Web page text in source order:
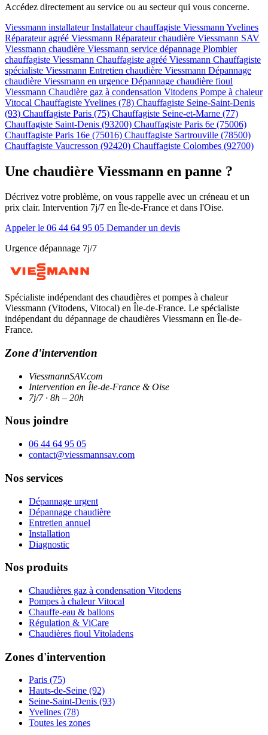
Accédez directement au service ou au secteur qui vous concerne.
Viessmann installateurInstallateur chauffagiste Viessmann Yvelines
Réparateur agréé Viessmann Réparateur chaudière Viessmann SAV
Viessmann chaudière Viessmann service dépannage Plombier
chauffagiste Viessmann Chauffagiste agréé Viessmann Chauffagiste
spécialiste Viessmann Entretien chaudière Viessmann Dépannage
chaudière Viessmann en urgence Dépannage chaudière fioul
Viessmann Chaudière gaz à condensation Vitodens Pompe à chaleur
Vitocal Chauffagiste Yvelines (78) Chauffagiste Seine-Saint-Denis
(93) Chauffagiste Paris (75) Chauffagiste Seine-et-Marne (77)
Chauffagiste Saint-Denis (93200) Chauffagiste Paris 6e (75006)
Chauffagiste Paris 16e (75016) Chauffagiste Sartrouville (78500)
Chauffagiste Vaucresson (92420) Chauffagiste Colombes (92700)
Une chaudière Viessmann en panne ?
Décrivez votre problème, on vous rappelle avec un créneau et un
prix clair. Intervention 7j/7 en Île-de-France et dans l'Oise.
Appeler le 06 44 64 95 05 Demander un devis
Urgence dépannage 7j/7
Spécialiste indépendant des chaudières et pompes à chaleur
Viessmann (Vitodens, Vitocal) en Île-de-France. Le spécialiste
indépendant du dépannage de chaudières Viessmann en Île-de-
France.
Zone d'intervention
ViessmannSAV.com
Intervention en Île-de-France & Oise
7j/7 · 8h – 20h
Nous joindre
06 44 64 95 05
contact@viessmannsav.com
Nos services
Dépannage urgent
Dépannage chaudière
Entretien annuel
Installation
Diagnostic
Nos produits
Chaudières gaz à condensation Vitodens
Pompes à chaleur Vitocal
Chauffe-eau & ballons
Régulation & ViCare
Chaudières fioul Vitoladens
Zones d'intervention
Paris (75)
Hauts-de-Seine (92)
Seine-Saint-Denis (93)
Yvelines (78)
Toutes les zones